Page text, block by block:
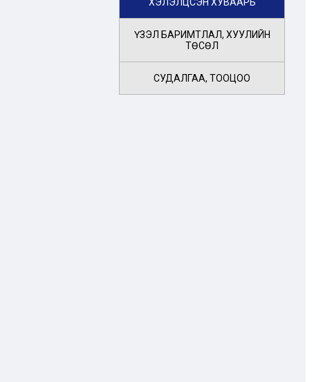
ҮЗЭЛ БАРИМТЛАЛ, ХУУЛИЙН
ТӨСӨЛ
СУДАЛГАА, ТООЦОО